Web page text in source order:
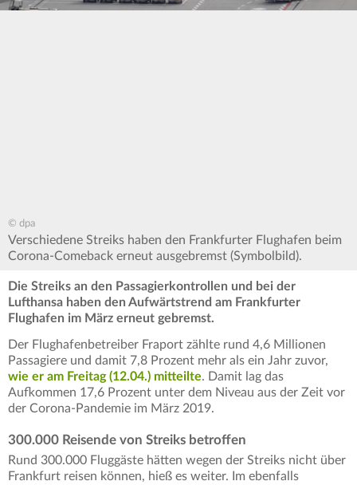
© dpa
Verschiedene Streiks haben den Frankfurter Flughafen beim
Corona-Comeback erneut ausgebremst (Symbolbild).
Die Streiks an den Passagierkontrollen und bei der
Lufthansa haben den Aufwärtstrend am Frankfurter
Flughafen im März erneut gebremst.
Der Flughafenbetreiber Fraport zählte rund 4,6 Millionen
Passagiere und damit 7,8 Prozent mehr als ein Jahr zuvor,
wie er am Freitag (12.04.) mitteilte. Damit lag das
Aufkommen 17,6 Prozent unter dem Niveau aus der Zeit vor
der Corona-Pandemie im März 2019.
300.000 Reisende von Streiks betroffen
Rund 300.000 Fluggäste hätten wegen der Streiks nicht über
Frankfurt reisen können, hieß es weiter. Im ebenfalls